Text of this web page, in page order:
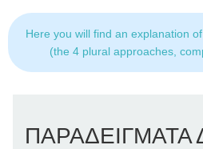
Here you will find an explanation
(the 4 plural approaches,
ΠΑΡΑΔΕΙΓΜΑΤΑ